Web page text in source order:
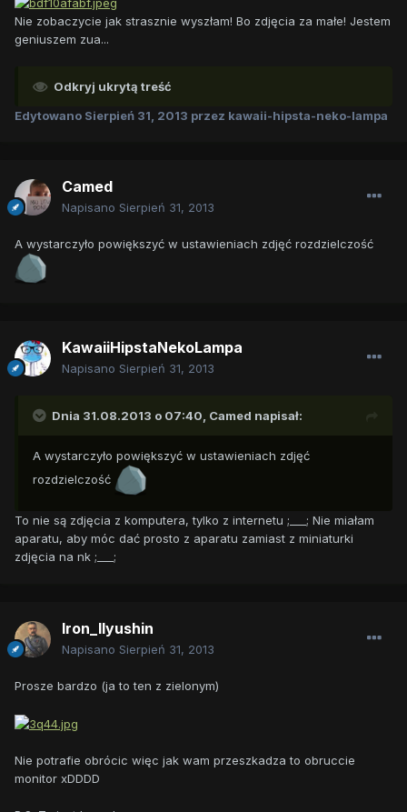
Nie zobaczycie jak strasznie wyszłam! Bo zdjęcia za małe! Jestem
geniuszem zua...
Odkryj ukrytą treść
Edytowano Sierpień 31, 2013 przez kawaii-hipsta-neko-lampa
Camed
Napisano Sierpień 31, 2013
A wystarczyło powiększyć w ustawieniach zdjęć rozdzielczość
KawaiiHipstaNekoLampa
Napisano Sierpień 31, 2013
Dnia 31.08.2013 o 07:40, Camed napisał:
A wystarczyło powiększyć w ustawieniach zdjęć
rozdzielczość
To nie są zdjęcia z komputera, tylko z internetu ;___; Nie miałam
aparatu, aby móc dać prosto z aparatu zamiast z miniaturki
zdjęcia na nk ;___;
Iron_Ilyushin
Napisano Sierpień 31, 2013
Prosze bardzo (ja to ten z zielonym)
Nie potrafie obrócic więc jak wam przeszkadza to obruccie
monitor xDDDD